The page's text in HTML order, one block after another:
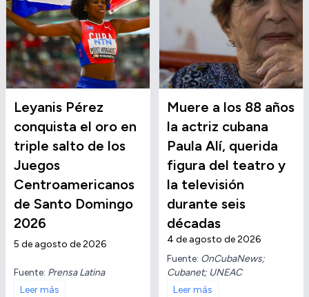
Leyanis Pérez
conquista el oro en
triple salto de los
Juegos
Centroamericanos
de Santo Domingo
2026
5 de agosto de 2026
Fuente: Prensa Latina
Leer más
Muere a los 88 años
la actriz cubana
Paula Alí, querida
figura del teatro y
la televisión
durante seis
décadas
4 de agosto de 2026
Fuente: OnCubaNews;
Cubanet; UNEAC
Leer más